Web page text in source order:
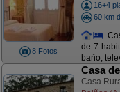
8 Fotos
16+4
60 km
de 7
baño,
Casa
Casa